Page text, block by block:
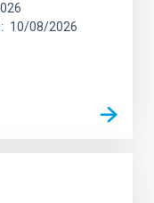
10/08/2026